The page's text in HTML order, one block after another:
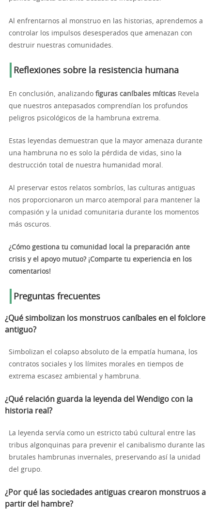
Al enfrentarnos al monstruo en las historias, aprendemos a
controlar los impulsos desesperados que amenazan con
destruir nuestras comunidades.
Reflexiones sobre la resistencia humana
En conclusión, analizando figuras caníbales míticas Revela
que nuestros antepasados comprendían los profundos
peligros psicológicos de la hambruna extrema.
Estas leyendas demuestran que la mayor amenaza durante
una hambruna no es solo la pérdida de vidas, sino la
destrucción total de nuestra humanidad moral.
Al preservar estos relatos sombríos, las culturas antiguas
nos proporcionaron un marco atemporal para mantener la
compasión y la unidad comunitaria durante los momentos
más oscuros.
¿Cómo gestiona tu comunidad local la preparación ante
crisis y el apoyo mutuo? ¡Comparte tu experiencia en los
comentarios!
Preguntas frecuentes
¿Qué simbolizan los monstruos caníbales en el folclore
antiguo?
Simbolizan el colapso absoluto de la empatía humana, los
contratos sociales y los límites morales en tiempos de
extrema escasez ambiental y hambruna.
¿Qué relación guarda la leyenda del Wendigo con la
historia real?
La leyenda servía como un estricto tabú cultural entre las
tribus algonquinas para prevenir el canibalismo durante las
brutales hambrunas invernales, preservando así la unidad
del grupo.
¿Por qué las sociedades antiguas crearon monstruos a
partir del hambre?